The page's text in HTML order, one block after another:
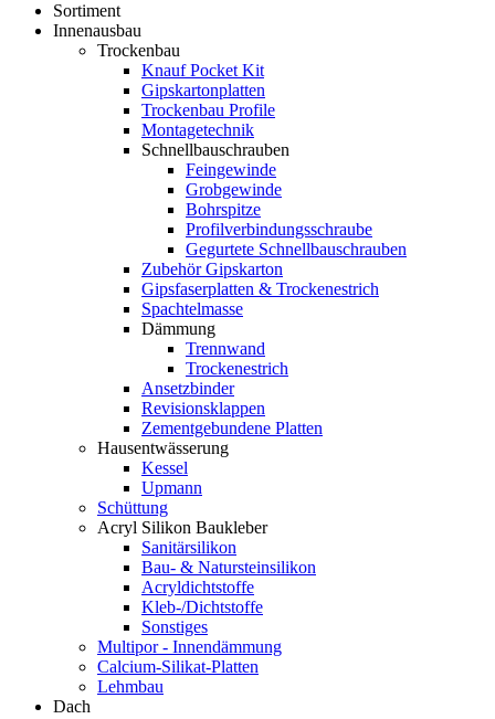
Sortiment
Innenausbau
Trockenbau
Knauf Pocket Kit
Gipskartonplatten
Trockenbau Profile
Montagetechnik
Schnellbauschrauben
Feingewinde
Grobgewinde
Bohrspitze
Profilverbindungsschraube
Gegurtete Schnellbauschrauben
Zubehör Gipskarton
Gipsfaserplatten & Trockenestrich
Spachtelmasse
Dämmung
Trennwand
Trockenestrich
Ansetzbinder
Revisionsklappen
Zementgebundene Platten
Hausentwässerung
Kessel
Upmann
Schüttung
Acryl Silikon Baukleber
Sanitärsilikon
Bau- & Natursteinsilikon
Acryldichtstoffe
Kleb-/Dichtstoffe
Sonstiges
Multipor - Innendämmung
Calcium-Silikat-Platten
Lehmbau
Dach